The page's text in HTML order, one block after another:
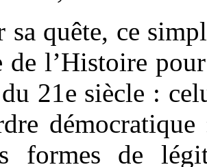
quête, ce
de l’Histoire
21e siècle :
formes de